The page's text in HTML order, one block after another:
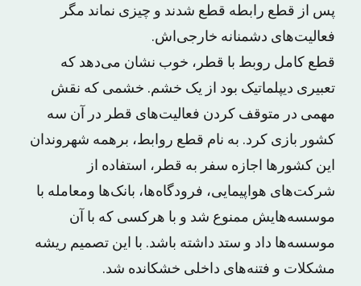
پس از قطع رابطه قطع شدند و چیزی نماند مگر
فعالیت‌های دشمنانه‌ خارجی‌اش.
قطع کامل روبط با قطر، خوب نشان می‌دهد که
تعبیری دیپلماتیک بود از یک خشم. خشمی که نقش
مهمی در متوقف کردن فعالیت‌های قطر در آن سه
کشور بازی کرد. به نام قطع روابط، برهمه شهروندان
این کشورها اجازه سفر به قطر، استفاده از
شرکت‌های هواپیمایی، فرودگاه‌ها، بانک‌ها ومعامله با
موسسه‌هایش ممنوع شد و با هرکسی که با آن
موسسه‌ها داد و ستد داشته باشد. با این تصمیم ریشه
مشکلات و فتنه‌های داخلی خشکانده شد.